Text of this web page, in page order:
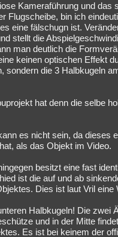
Kameraführung und das
Flugscheibe, bin ich
eine fälschugn ist.
stellt die
man deutlich die
keinen optischen Effekt
sondern die 3 Halbkugeln
hat denn die selbe
es nicht sein, da dieses
als das Objekt im Video.
besitzt eine fast
ist die auf und ab
Dies ist laut Vril eine
Halbkugeln! Die zwei
und in der Mitte
Es ist bei keinem der